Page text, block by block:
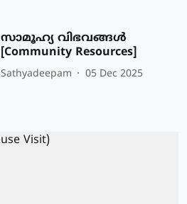
സാമൂഹ്യ വിഭവങ്ങൾ
[Community Resources]
Sathyadeepam 05 Dec 2025